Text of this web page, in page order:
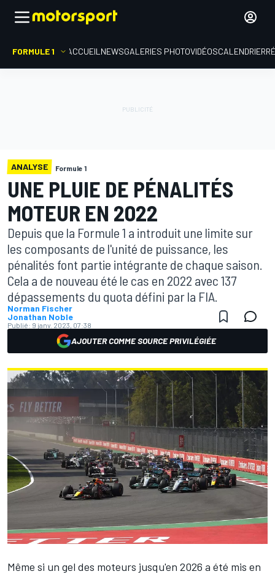
FORMULE 1 ACCUEIL NEWSGALERIES PHOTOVIDÉOSCALENDRIER
ANALYSE Formule 1
UNE PLUIE DE PÉNALITÉS
MOTEUR EN 2022
Depuis que la Formule 1 a introduit une limite sur
les composants de l'unité de puissance, les
pénalités font partie intégrante de chaque saison.
Cela a de nouveau été le cas en 2022 avec 137
dépassements du quota défini par la FIA.
Norman Fischer
Jonathan Noble
Publié: 9 janv. 2023, 07:38
AJOUTER COMME SOURCE PRIVILÉGIÉE
Même si un gel des moteurs jusqu'en 2026 a été mis en